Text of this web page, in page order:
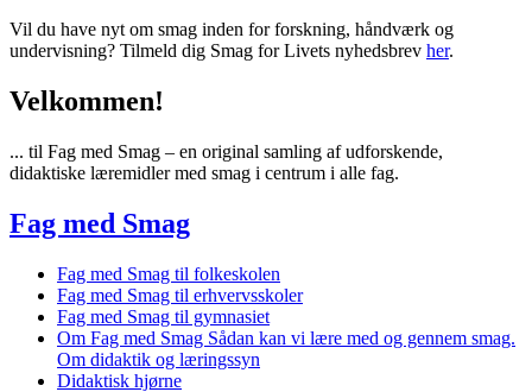
Vil du have nyt om smag inden for forskning, håndværk og
undervisning? Tilmeld dig Smag for Livets nyhedsbrev her.
Velkommen!
... til Fag med Smag – en original samling af udforskende,
didaktiske læremidler med smag i centrum i alle fag.
Fag med Smag
Fag med Smag til folkeskolen
Fag med Smag til erhvervsskoler
Fag med Smag til gymnasiet
Om Fag med Smag Sådan kan vi lære med og gennem smag.
Om didaktik og læringssyn
Didaktisk hjørne